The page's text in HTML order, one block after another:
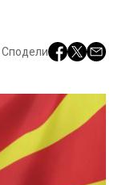
Сподели